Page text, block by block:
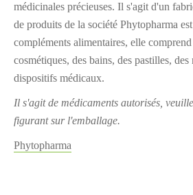
médicinales précieuses. Il s'agit d'un
de produits de la société Phytopharma
compléments alimentaires, elle
cosmétiques, des bains, des pastilles, des
dispositifs médicaux.
Il s'agit de médicaments autorisés,
figurant sur l'emballage.
Phytopharma